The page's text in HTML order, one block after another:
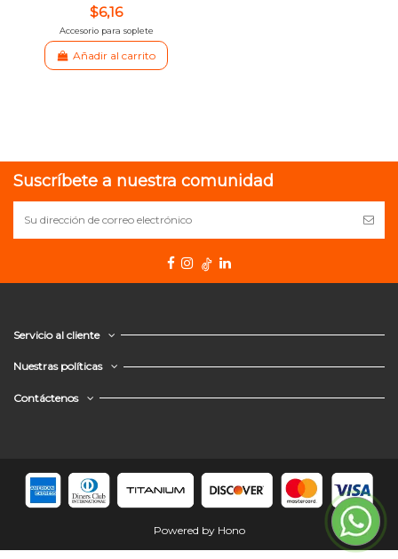
$6,16
Accesorio para soplete
Añadir al carrito
Suscríbete a nuestra comunidad
Servicio al cliente
Nuestras políticas
Contáctenos
Powered by Hono